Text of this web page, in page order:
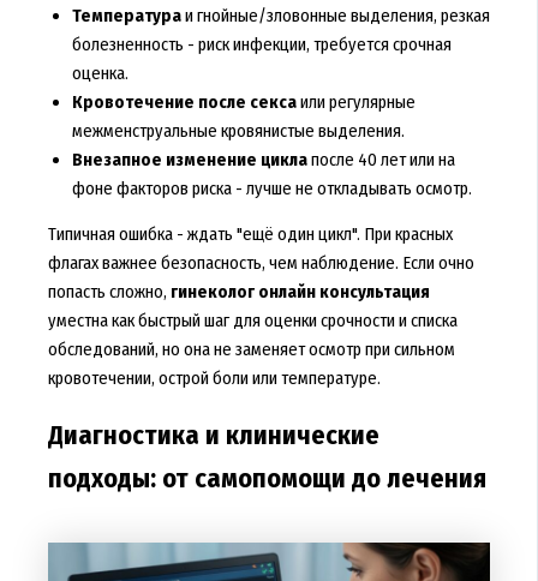
Температураи гнойные/зловонные выделения, резкая
болезненность - риск инфекции, требуется срочная
оценка.
Кровотечение после сексаили регулярные
межменструальные кровянистые выделения.
Внезапное изменение циклапосле 40 лет или на
фоне факторов риска - лучше не откладывать осмотр.
Типичная ошибка - ждать "ещё один цикл". При красных
флагах важнее безопасность, чем наблюдение. Если очно
попасть сложно, гинеколог онлайн консультация
уместна как быстрый шаг для оценки срочности и списка
обследований, но она не заменяет осмотр при сильном
кровотечении, острой боли или температуре.
Диагностика и клинические
подходы: от самопомощи до лечения